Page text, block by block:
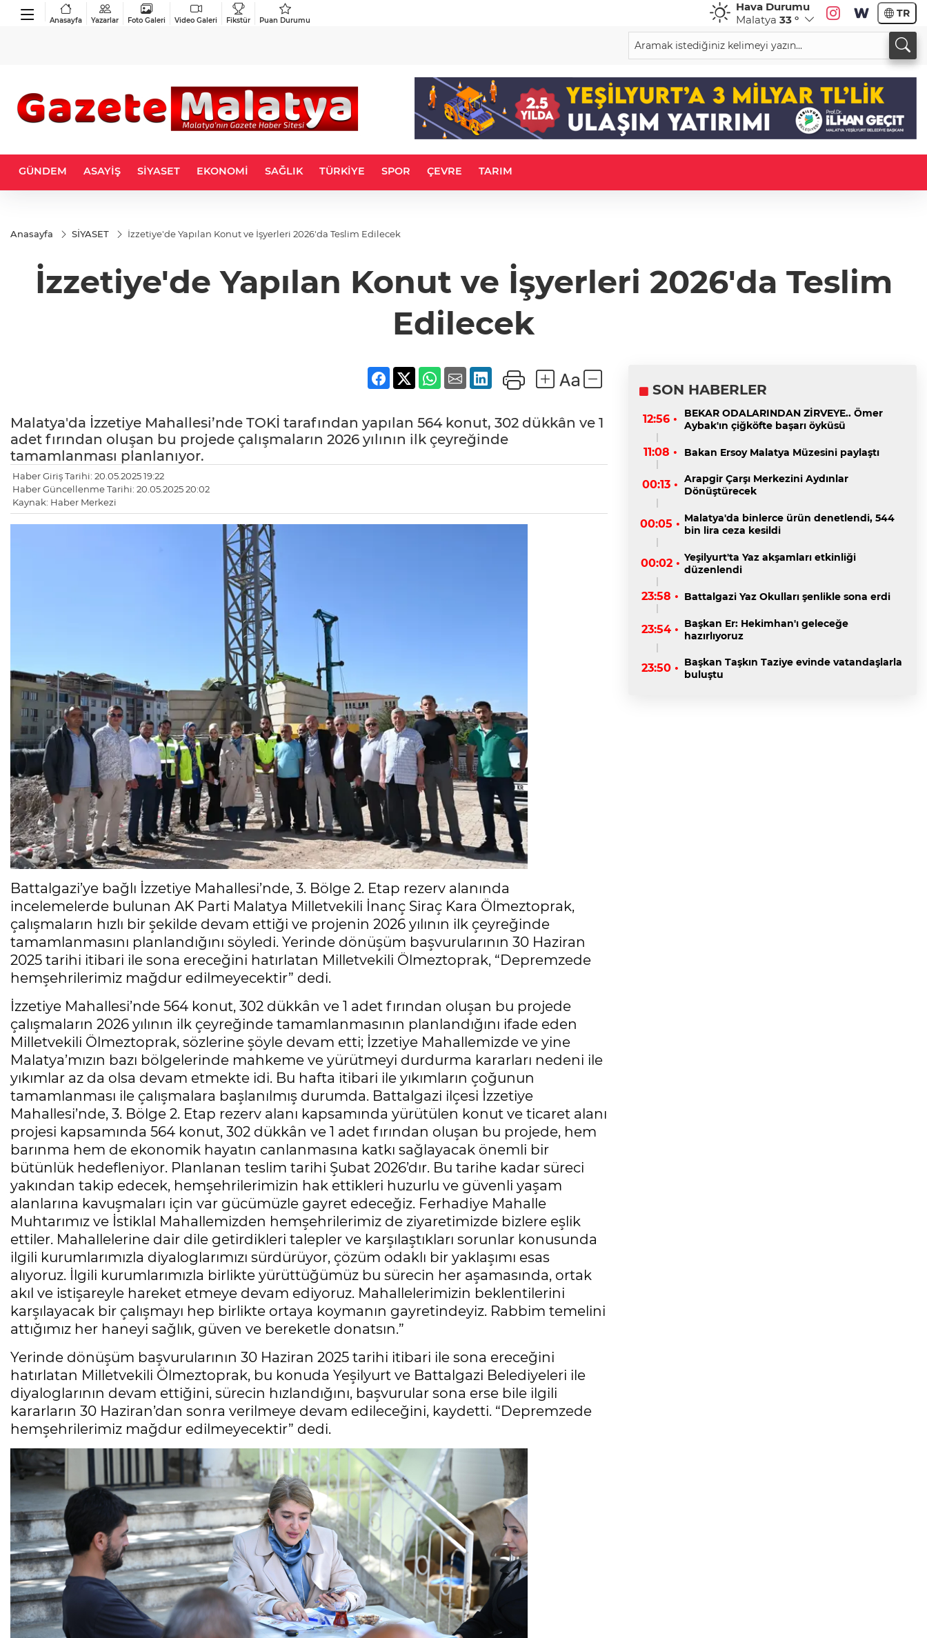
Anasayfa Yazarlar Foto Galeri Video Galeri Fikstür Puan Durumu
Hava Durumu
Malatya 33 ° TR
GÜNDEM ASAYİŞ SİYASET EKONOMİ SAĞLIK TÜRKİYE SPOR ÇEVRE TARIM
Anasayfa SİYASET İzzetiye'de Yapılan Konut ve İşyerleri 2026'da Teslim Edilecek
İzzetiye'de Yapılan Konut ve İşyerleri 2026'da Teslim
Edilecek
Malatya'da İzzetiye Mahallesi’nde TOKİ tarafından yapılan 564 konut, 302 dükkân ve 1
adet fırından oluşan bu projede çalışmaların 2026 yılının ilk çeyreğinde
tamamlanması planlanıyor.
Haber Giriş Tarihi: 20.05.2025 19:22
Haber Güncellenme Tarihi: 20.05.2025 20:02
Kaynak: Haber Merkezi
Battalgazi’ye bağlı İzzetiye Mahallesi’nde, 3. Bölge 2. Etap rezerv alanında
incelemelerde bulunan AK Parti Malatya Milletvekili İnanç Siraç Kara Ölmeztoprak,
çalışmaların hızlı bir şekilde devam ettiği ve projenin 2026 yılının ilk çeyreğinde
tamamlanmasını planlandığını söyledi. Yerinde dönüşüm başvurularının 30 Haziran
2025 tarihi itibari ile sona ereceğini hatırlatan Milletvekili Ölmeztoprak, “Depremzede
hemşehrilerimiz mağdur edilmeyecektir” dedi.
İzzetiye Mahallesi’nde 564 konut, 302 dükkân ve 1 adet fırından oluşan bu projede
çalışmaların 2026 yılının ilk çeyreğinde tamamlanmasının planlandığını ifade eden
Milletvekili Ölmeztoprak, sözlerine şöyle devam etti; İzzetiye Mahallemizde ve yine
Malatya’mızın bazı bölgelerinde mahkeme ve yürütmeyi durdurma kararları nedeni ile
yıkımlar az da olsa devam etmekte idi. Bu hafta itibari ile yıkımların çoğunun
tamamlanması ile çalışmalara başlanılmış durumda. Battalgazi ilçesi İzzetiye
Mahallesi’nde, 3. Bölge 2. Etap rezerv alanı kapsamında yürütülen konut ve ticaret alanı
projesi kapsamında 564 konut, 302 dükkân ve 1 adet fırından oluşan bu projede, hem
barınma hem de ekonomik hayatın canlanmasına katkı sağlayacak önemli bir
bütünlük hedefleniyor. Planlanan teslim tarihi Şubat 2026’dır. Bu tarihe kadar süreci
yakından takip edecek, hemşehrilerimizin hak ettikleri huzurlu ve güvenli yaşam
alanlarına kavuşmaları için var gücümüzle gayret edeceğiz. Ferhadiye Mahalle
Muhtarımız ve İstiklal Mahallemizden hemşehrilerimiz de ziyaretimizde bizlere eşlik
ettiler. Mahallelerine dair dile getirdikleri talepler ve karşılaştıkları sorunlar konusunda
ilgili kurumlarımızla diyaloglarımızı sürdürüyor, çözüm odaklı bir yaklaşımı esas
alıyoruz. İlgili kurumlarımızla birlikte yürüttüğümüz bu sürecin her aşamasında, ortak
akıl ve istişareyle hareket etmeye devam ediyoruz. Mahallelerimizin beklentilerini
karşılayacak bir çalışmayı hep birlikte ortaya koymanın gayretindeyiz. Rabbim temelini
attığımız her haneyi sağlık, güven ve bereketle donatsın.”
Yerinde dönüşüm başvurularının 30 Haziran 2025 tarihi itibari ile sona ereceğini
hatırlatan Milletvekili Ölmeztoprak, bu konuda Yeşilyurt ve Battalgazi Belediyeleri ile
diyaloglarının devam ettiğini, sürecin hızlandığını, başvurular sona erse bile ilgili
kararların 30 Haziran’dan sonra verilmeye devam edileceğini, kaydetti. “Depremzede
hemşehrilerimiz mağdur edilmeyecektir” dedi.
SON HABERLER
12:56 •
BEKAR ODALARINDAN ZİRVEYE.. Ömer
Aybak'ın çiğköfte başarı öyküsü
11:08 • Bakan Ersoy Malatya Müzesini paylaştı
00:13 • Arapgir Çarşı Merkezini Aydınlar
Dönüştürecek
00:05 • Malatya'da binlerce ürün denetlendi, 544
bin lira ceza kesildi
00:02 • Yeşilyurt'ta Yaz akşamları etkinliği
düzenlendi
23:58 • Battalgazi Yaz Okulları şenlikle sona erdi
23:54 • Başkan Er: Hekimhan'ı geleceğe
hazırlıyoruz
23:50 • Başkan Taşkın Taziye evinde vatandaşlarla
buluştu